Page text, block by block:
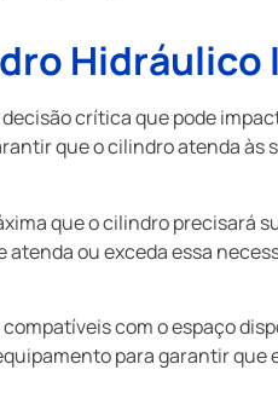
Hidráulico
crítica que pode
que o cilindro atenda às
que o cilindro precisará
ou exceda essa
com o espaço
para garantir que